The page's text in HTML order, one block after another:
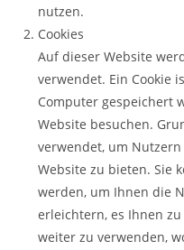
nutzen.
Cookies
Auf dieser Website
verwendet. Ein Cookie
Computer gespeichert
Website besuchen.
verwendet, um
Website zu bieten. Sie
werden, um Ihnen die
erleichtern, es Ihnen
weiter zu verwenden,